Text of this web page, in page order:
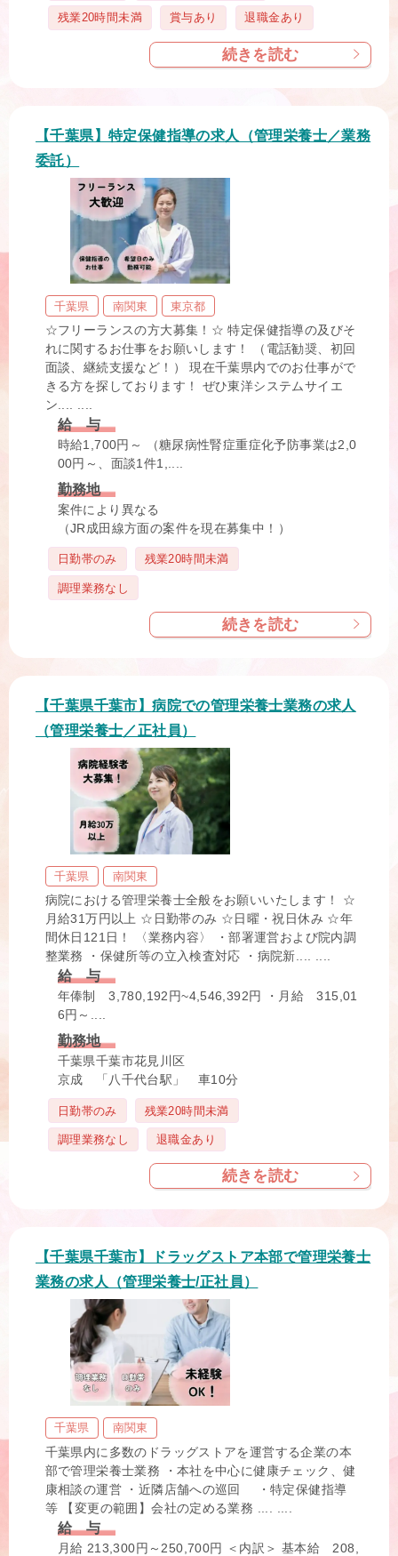
残業20時間未満 賞与あり 退職金あり
続きを読む
【千葉県】特定保健指導の求人（管理栄養士／業務
委託）
千葉県 南関東 東京都
☆フリーランスの方大募集！☆ 特定保健指導の及びそ
れに関するお仕事をお願いします！ （電話勧奨、初回
面談、継続支援など！） 現在千葉県内でのお仕事がで
きる方を探しております！ ぜひ東洋システムサイエ
ン.... ....
給 与
時給1,700円～ （糖尿病性腎症重症化予防事業は2,0
00円～、面談1件1,....
勤務地
案件により異なる
（JR成田線方面の案件を現在募集中！）
日勤帯のみ 残業20時間未満
調理業務なし
続きを読む
【千葉県千葉市】病院での管理栄養士業務の求人
（管理栄養士／正社員）
千葉県 南関東
病院における管理栄養士全般をお願いいたします！ ☆
月給31万円以上 ☆日勤帯のみ ☆日曜・祝日休み ☆年
間休日121日！ 〈業務内容〉 ・部署運営および院内調
整業務 ・保健所等の立入検査対応 ・病院新.... ....
給 与
年俸制 3,780,192円~4,546,392円 ・月給 315,01
6円～....
勤務地
千葉県千葉市花見川区
京成 「八千代台駅」 車10分
日勤帯のみ 残業20時間未満
調理業務なし 退職金あり
続きを読む
【千葉県千葉市】ドラッグストア本部で管理栄養士
業務の求人（管理栄養士/正社員）
千葉県 南関東
千葉県内に多数のドラッグストアを運営する企業の本
部で管理栄養士業務 ・本社を中心に健康チェック、健
康相談の運営 ・近隣店舗への巡回 ・特定保健指導
等 【変更の範囲】会社の定める業務 .... ....
給 与
月給 213,300円～250,700円 ＜内訳＞ 基本給 208,